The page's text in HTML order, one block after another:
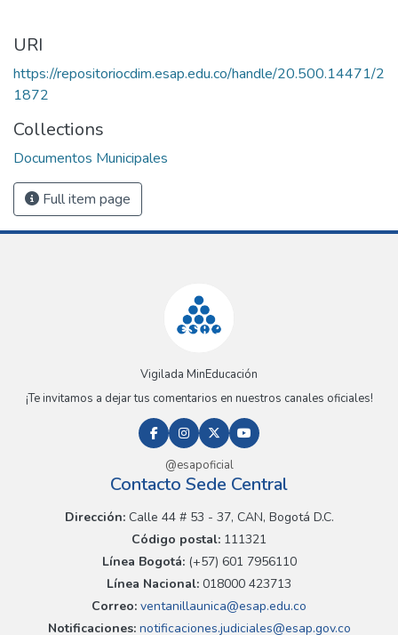
URI
https://repositoriocdim.esap.edu.co/handle/20.500.14471/2
1872
Collections
Documentos Municipales
Full item page
Vigilada MinEducación
¡Te invitamos a dejar tus comentarios en nuestros canales oficiales!
@esapoficial
Contacto Sede Central
Dirección:Calle 44 # 53 - 37, CAN, Bogotá D.C.
Código postal: 111321
Línea Bogotá:(+57) 601 7956110
Línea Nacional: 018000 423713
Correo: ventanillaunica@esap.edu.co
Notificaciones:notificaciones.judiciales@esap.gov.co